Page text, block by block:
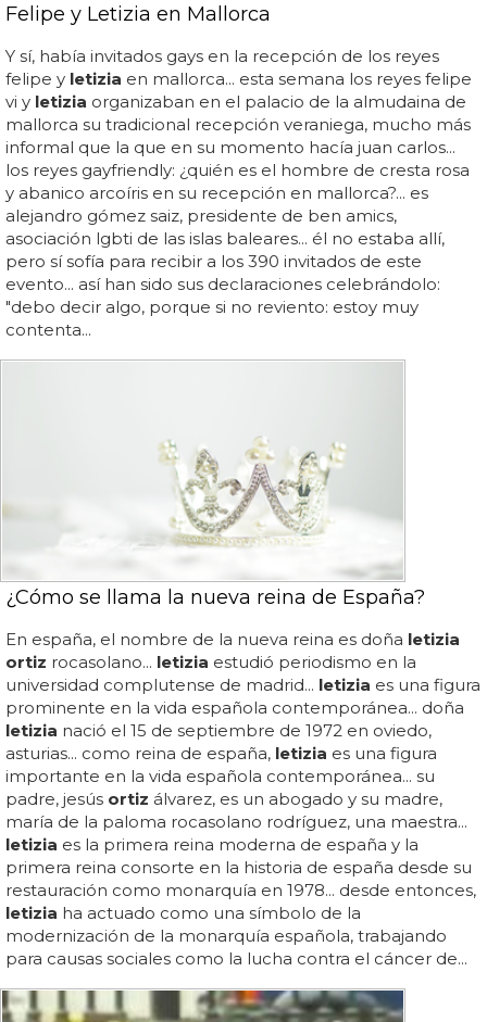
Felipe y Letizia en Mallorca
Y sí, había invitados gays en la recepción de los reyes
felipe y letizia en mallorca... esta semana los reyes felipe
vi y letizia organizaban en el palacio de la almudaina de
mallorca su tradicional recepción veraniega, mucho más
informal que la que en su momento hacía juan carlos...
los reyes gayfriendly: ¿quién es el hombre de cresta rosa
y abanico arcoíris en su recepción en mallorca?... es
alejandro gómez saiz, presidente de ben amics,
asociación lgbti de las islas baleares... él no estaba allí,
pero sí sofía para recibir a los 390 invitados de este
evento... así han sido sus declaraciones celebrándolo:
"debo decir algo, porque si no reviento: estoy muy
contenta...
¿Cómo se llama la nueva reina de España?
En españa, el nombre de la nueva reina es doña letizia
ortiz rocasolano... letizia estudió periodismo en la
universidad complutense de madrid... letizia es una figura
prominente en la vida española contemporánea... doña
letizia nació el 15 de septiembre de 1972 en oviedo,
asturias... como reina de españa, letizia es una figura
importante en la vida española contemporánea... su
padre, jesús ortiz álvarez, es un abogado y su madre,
maría de la paloma rocasolano rodríguez, una maestra...
letizia es la primera reina moderna de españa y la
primera reina consorte en la historia de españa desde su
restauración como monarquía en 1978... desde entonces,
letizia ha actuado como una símbolo de la
modernización de la monarquía española, trabajando
para causas sociales como la lucha contra el cáncer de...